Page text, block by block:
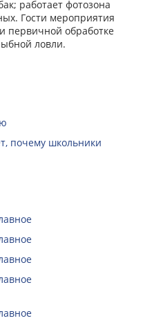
работает фотозона
Гости мероприятия
первичной обработке
ловли.
почему школьники